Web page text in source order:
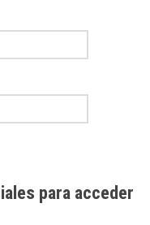
para acceder